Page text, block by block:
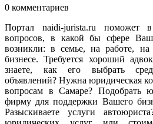
0 комментариев
Портал naidi-jurista.ru поможет
вопросов, в какой бы сфере
возникли: в семье, на работе,
бизнесе. Требуется хороший
знаете, как его выбрать
объявлений? Нужна юридическая
вопросам в Самаре? Подобрать
фирму для поддержки Вашего
Разыскиваете услуги